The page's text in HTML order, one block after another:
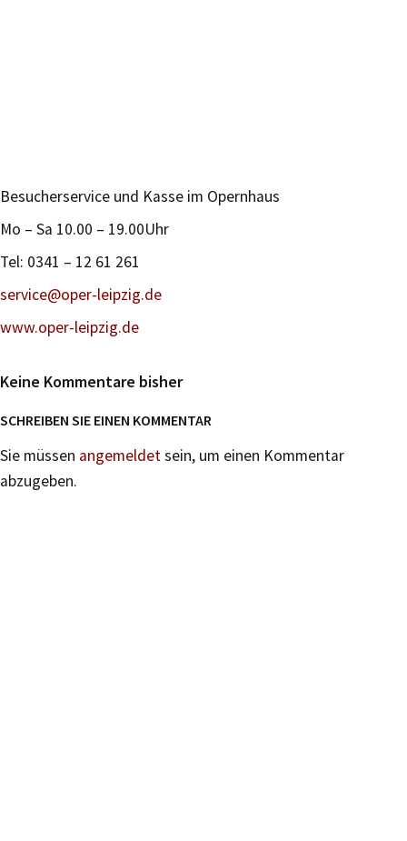
Besucherservice und Kasse im Opernhaus
Mo – Sa 10.00 – 19.00Uhr
Tel: 0341 – 12 61 261
service@oper-leipzig.de
www.oper-leipzig.de
Keine Kommentare bisher
SCHREIBEN SIE EINEN KOMMENTAR
Sie müssen angemeldetsein, um einen Kommentar
abzugeben.